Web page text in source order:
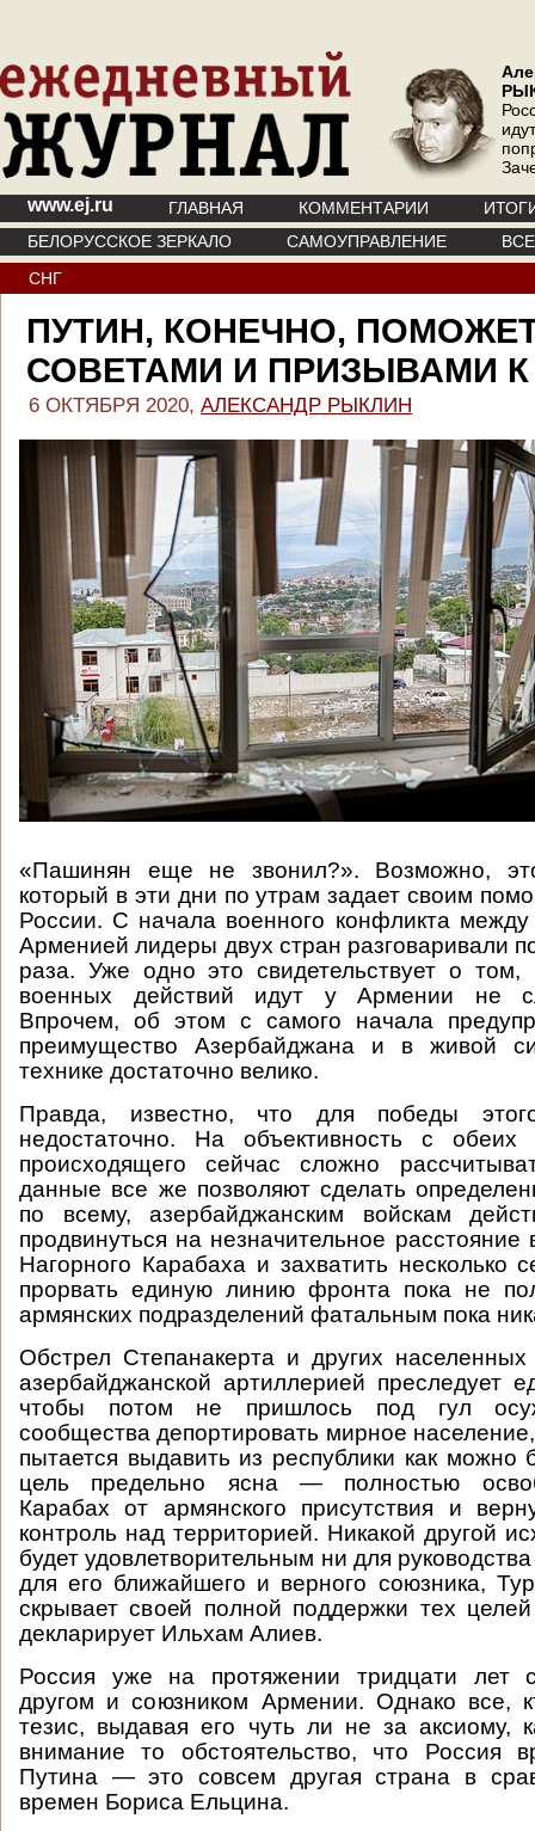
www.ej.ru ГЛАВНАЯ КОММЕНТАРИИ
БЕЛОРУССКОЕ ЗЕРКАЛО
САМОУПРАВЛЕНИЕ
СНГ
ПУТИН, КОНЕЧНО,
СОВЕТАМИ И ПРИЗЫВАМИ
6 ОКТЯБРЯ 2020, АЛЕКСАНДР РЫКЛИН
«Пашинян еще не звонил?». Возможно,
который в эти дни по утрам задает своим
России. С начала военного конфликта
Арменией лидеры двух стран разговаривали
раза. Уже одно это свидетельствует о
военных действий идут у Армении не
Впрочем, об этом с самого начала
преимущество Азербайджана и в живой
технике достаточно велико.
Правда, известно, что для победы
недостаточно. На объективность с
происходящего сейчас сложно
данные все же позволяют сделать
по всему, азербайджанским войскам
продвинуться на незначительное расстояние
Нагорного Карабаха и захватить несколько
прорвать единую линию фронта пока не
армянских подразделений фатальным пока
Обстрел Степанакерта и других населенных
азербайджанской артиллерией преследует
чтобы потом не пришлось под гул
сообщества депортировать мирное
пытается выдавить из республики как
цель предельно ясна — полностью
Карабах от армянского присутствия и
контроль над территорией. Никакой другой
будет удовлетворительным ни для
для его ближайшего и верного союзника,
скрывает своей полной поддержки тех
декларирует Ильхам Алиев.
Россия уже на протяжении тридцати лет
другом и союзником Армении. Однако все,
тезис, выдавая его чуть ли не за аксиому,
внимание то обстоятельство, что Россия
Путина — это совсем другая страна в
времен Бориса Ельцина.